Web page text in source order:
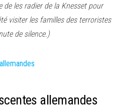
les radier de la Knesset pour
visiter les familles des terroristes
de silence.)
allemandes